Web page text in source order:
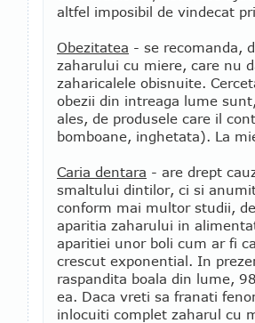
altfel imposibil de vindecat
Obezitatea - se recomanda,
zaharului cu miere, care nu
zaharicalele obisnuite.
obezii din intreaga lume
ales, de produsele care il
bomboane, inghetata). La
Caria dentara - are drept
smaltului dintilor, ci si
conform mai multor studii,
aparitia zaharului in
aparitiei unor boli cum ar fi
crescut exponential. In
raspandita boala din lume,
ea. Daca vreti sa franati
inlocuiti complet zaharul cu